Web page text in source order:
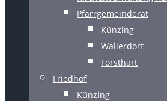
Pfarrgemeinderat
Künzing
Wallerdorf
Forsthart
Friedhof
Künzing